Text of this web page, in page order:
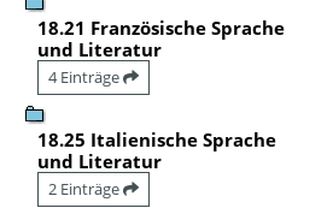
18.21 Französische Sprache
und Literatur
4 Einträge
18.25 Italienische Sprache
und Literatur
2 Einträge